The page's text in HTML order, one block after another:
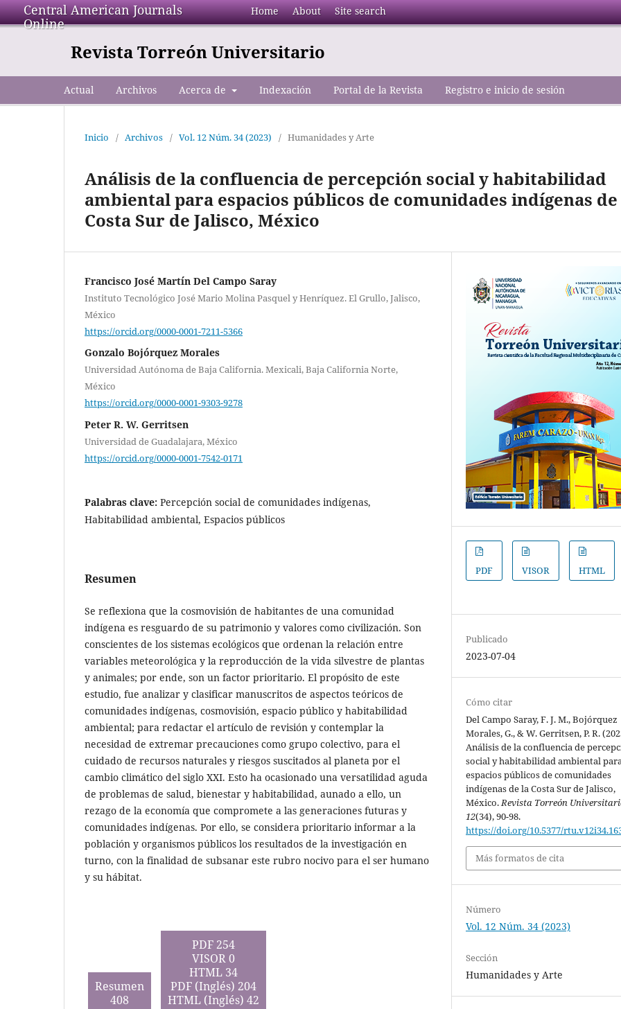
Central American Journals
Online
Home About Site search
Revista Torreón Universitario
Actual Archivos Acerca de Indexación Portal de la Revista Registro e inicio de sesión
Inicio / Archivos / Vol. 12 Núm. 34 (2023) / Humanidades y Arte
Análisis de la confluencia de percepción social y habitabilidad
ambiental para espacios públicos de comunidades indígenas
Costa Sur de Jalisco, México
Francisco José Martín Del Campo Saray
Instituto Tecnológico José Mario Molina Pasquel y Henríquez. El Grullo, Jalisco,
México
https://orcid.org/0000-0001-7211-5366
Gonzalo Bojórquez Morales
Universidad Autónoma de Baja California. Mexicali, Baja California Norte,
México
https://orcid.org/0000-0001-9303-9278
Peter R. W. Gerritsen
Universidad de Guadalajara, México
https://orcid.org/0000-0001-7542-0171
Palabras clave: Percepción social de comunidades indígenas,
Habitabilidad ambiental, Espacios públicos
Resumen
Se reflexiona que la cosmovisión de habitantes de una comunidad
indígena es resguardo de su patrimonio y valores como civilización. Son
conscientes de los sistemas ecológicos que ordenan la relación entre
variables meteorológica y la reproducción de la vida silvestre de plantas
y animales; por ende, son un factor prioritario. El propósito de este
estudio, fue analizar y clasificar manuscritos de aspectos teóricos de
comunidades indígenas, cosmovisión, espacio público y habitabilidad
ambiental; para redactar el artículo de revisión y contemplar la
necesidad de extremar precauciones como grupo colectivo, para el
cuidado de recursos naturales y riesgos suscitados al planeta por el
cambio climático del siglo XXI. Esto ha ocasionado una versatilidad aguda
de problemas de salud, bienestar y habitabilidad, aunado a ello, un
rezago de la economía que compromete a las generaciones futuras y
comunidades indígenas. Por ello, se considera prioritario informar a la
población y organismos públicos los resultados de la investigación en
turno, con la finalidad de subsanar este rubro nocivo para el ser humano
y su hábitat.
Resumen
408
PDF 254
VISOR 0
HTML 34
PDF (Inglés) 204
HTML (Inglés) 42
PDF VISOR HTML
Publicado
2023-07-04
Cómo citar
Del Campo Saray, F. J. M., Bojórquez
Morales, G., & W. Gerritsen, P. R.
Análisis de la confluencia de
social y habitabilidad ambiental
espacios públicos de comunidades
indígenas de la Costa Sur de Jalisco,
México.Revista Torreón
12(34), 90-98.
https://doi.org/10.5377/
Más formatos de cita
Número
Vol. 12 Núm. 34 (2023)
Sección
Humanidades y Arte